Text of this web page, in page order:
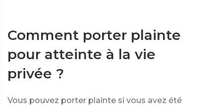
Comment porter plainte
pour atteinte à la vie
privée ?
Vous pouvez porter plainte si vous avez été